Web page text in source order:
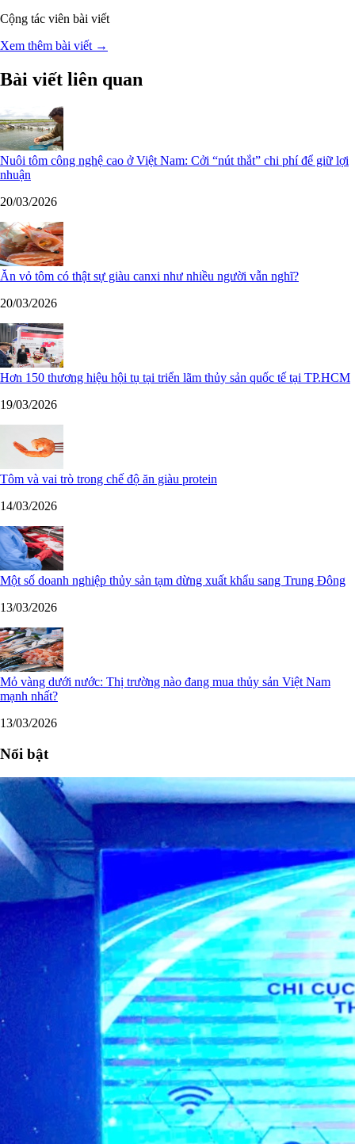
Cộng tác viên bài viết
Xem thêm bài viết →
Bài viết liên quan
Nuôi tôm công nghệ cao ở Việt Nam: Cởi “nút thắt” chi phí để giữ lợi
nhuận
20/03/2026
Ăn vỏ tôm có thật sự giàu canxi như nhiều người vẫn nghĩ?
20/03/2026
Hơn 150 thương hiệu hội tụ tại triển lãm thủy sản quốc tế tại TP.HCM
19/03/2026
Tôm và vai trò trong chế độ ăn giàu protein
14/03/2026
Một số doanh nghiệp thủy sản tạm dừng xuất khẩu sang Trung Đông
13/03/2026
Mỏ vàng dưới nước: Thị trường nào đang mua thủy sản Việt Nam
mạnh nhất?
13/03/2026
Nổi bật